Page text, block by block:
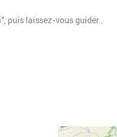
puis laissez-vous guider .
Geolocalisation